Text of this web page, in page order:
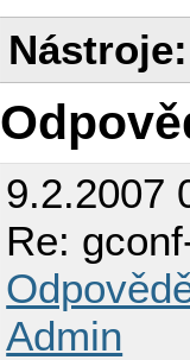
Nástroje:
9.2.2007
Re:
Admin